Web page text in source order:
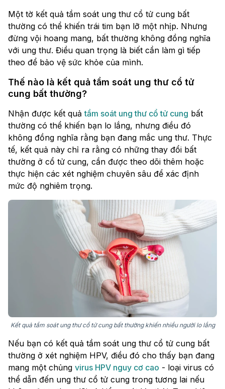
Một tờ kết quả tầm soát ung thư cổ tử cung bất
thường có thể khiến trái tim bạn lỡ một nhịp. Nhưng
đừng vội hoang mang, bất thường không đồng nghĩa
với ung thư. Điều quan trọng là biết cần làm gì tiếp
theo để bảo vệ sức khỏe của mình.
Thế nào là kết quả tầm soát ung thư cổ tử
cung bất thường?
Nhận được kết quảtầm soát ung thư cổ tử cung bất
thường có thể khiến bạn lo lắng, nhưng điều đó
không đồng nghĩa rằng bạn đang mắc ung thư. Thực
tế, kết quả này chỉ ra rằng có những thay đổi bất
thường ở cổ tử cung, cần được theo dõi thêm hoặc
thực hiện các xét nghiệm chuyên sâu để xác định
mức độ nghiêm trọng.
Kết quả tầm soát ung thư cổ tử cung bất thường khiến nhiều người lo lắng
Nếu bạn có kết quả tầm soát ung thư cổ tử cung bất
thường ở xét nghiệm HPV, điều đó cho thấy bạn đang
mang một chủng virus HPV nguy cơ cao - loại virus có
thể dẫn đến ung thư cổ tử cung trong tương lai nếu